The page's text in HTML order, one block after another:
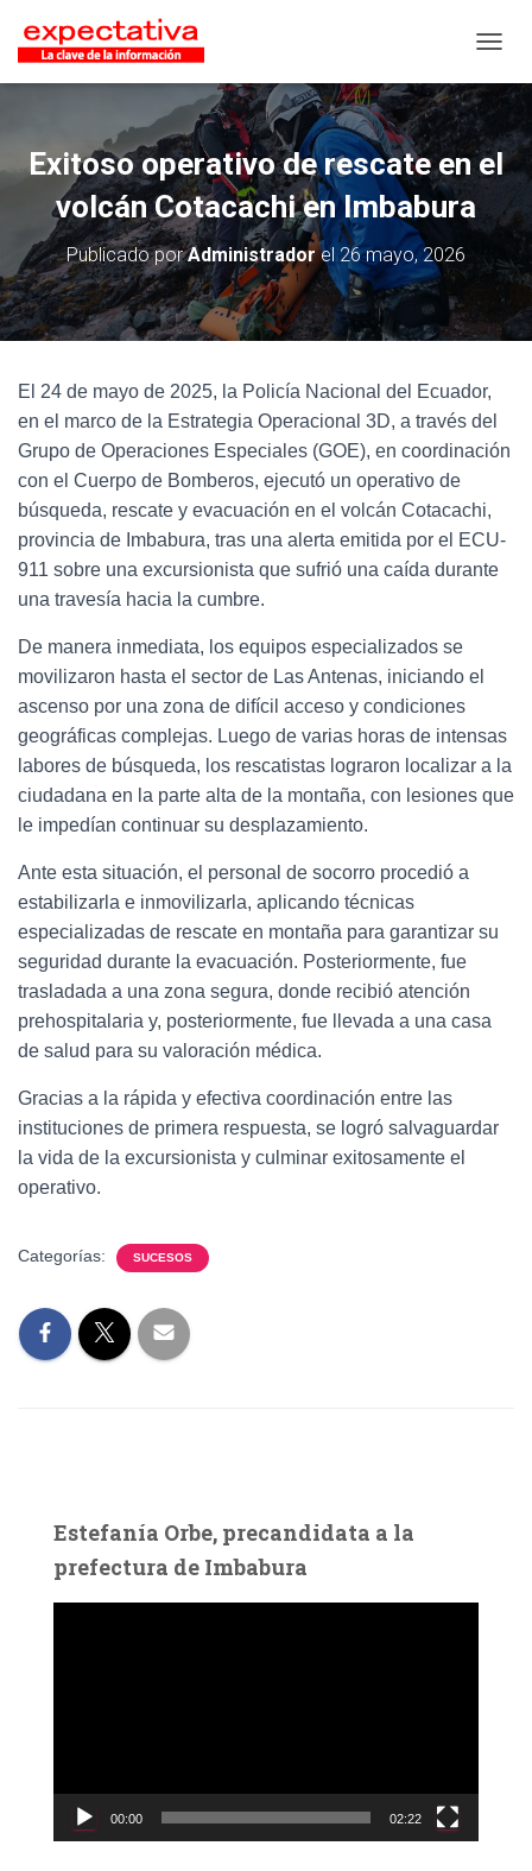
Exitoso operativo de rescate en el
volcán Cotacachi en Imbabura
Publicado porAdministradorel 26 mayo, 2026
El 24 de mayo de 2025, la Policía Nacional del Ecuador,
en el marco de la Estrategia Operacional 3D, a través del
Grupo de Operaciones Especiales (GOE), en coordinación
con el Cuerpo de Bomberos, ejecutó un operativo de
búsqueda, rescate y evacuación en el volcán Cotacachi,
provincia de Imbabura, tras una alerta emitida por el ECU-
911 sobre una excursionista que sufrió una caída durante
una travesía hacia la cumbre.
De manera inmediata, los equipos especializados se
movilizaron hasta el sector de Las Antenas, iniciando el
ascenso por una zona de difícil acceso y condiciones
geográficas complejas. Luego de varias horas de intensas
labores de búsqueda, los rescatistas lograron localizar a la
ciudadana en la parte alta de la montaña, con lesiones que
le impedían continuar su desplazamiento.
Ante esta situación, el personal de socorro procedió a
estabilizarla e inmovilizarla, aplicando técnicas
especializadas de rescate en montaña para garantizar su
seguridad durante la evacuación. Posteriormente, fue
trasladada a una zona segura, donde recibió atención
prehospitalaria y, posteriormente, fue llevada a una casa
de salud para su valoración médica.
Gracias a la rápida y efectiva coordinación entre las
instituciones de primera respuesta, se logró salvaguardar
la vida de la excursionista y culminar exitosamente el
operativo.
Categorías: SUCESOS
Estefanía Orbe, precandidata a la
prefectura de Imbabura
c
00:00 02:22